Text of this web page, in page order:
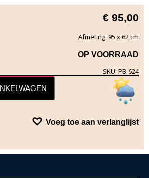
€ 95,00
Afmeting: 95 x 62 cm
OP VOORRAAD
SKU: PB-624
Voeg toe aan verlanglijst